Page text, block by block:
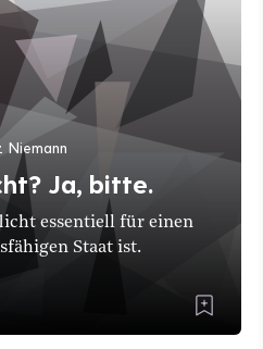
Niemann
Ja, bitte.
essentiell für einen
Staat ist.